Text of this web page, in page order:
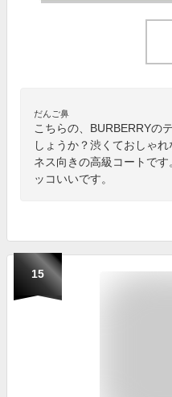
だんご鼻
こちらの、BURBERRYの
しょうか？渋くておしゃ
ネス向きの高級コートで
ッコいいです。
15